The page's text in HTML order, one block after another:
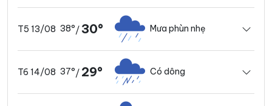
T5 13/08 38°/30° Mưa phùn nhẹ
T6 14/08 37°/ 29° Có dông